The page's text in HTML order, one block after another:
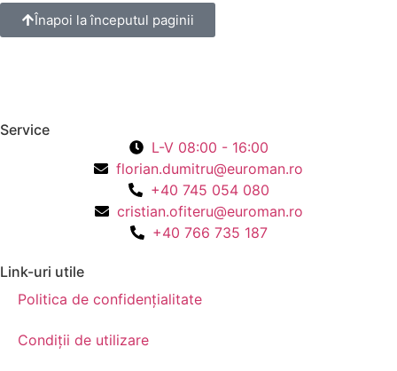
Înapoi la începutul paginii
Service
L-V 08:00 - 16:00
florian.dumitru@euroman.ro
+40 745 054 080
cristian.ofiteru@euroman.ro
+40 766 735 187
Link-uri utile
Politica de confidențialitate
Condiții de utilizare